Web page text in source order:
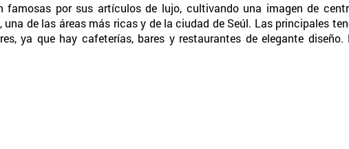
famosas por sus artículos de lujo, cultivando una imagen de
de las áreas más ricas y de la ciudad de Seúl. Las principales
ya que hay cafeterías, bares y restaurantes de elegante